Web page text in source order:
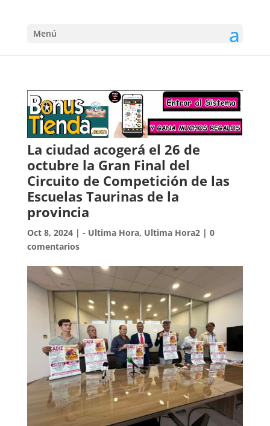
Menú
La ciudad acogerá el 26 de
octubre la Gran Final del
Circuito de Competición de las
Escuelas Taurinas de la
provincia
Oct 8, 2024| - Ultima Hora, Ultima Hora2| 0
comentarios